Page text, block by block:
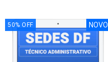
50% OFF NOVO